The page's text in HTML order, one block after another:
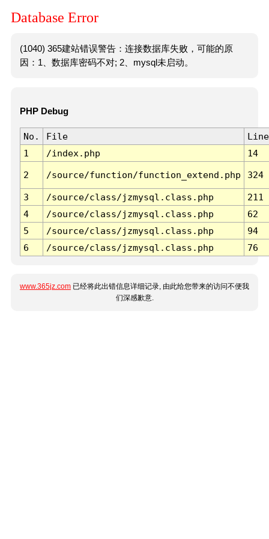
Database Error
(1040) 365建站错误警告：连接数据库失败，可能的原
因：1、数据库密码不对; 2、mysql未启动。
PHP Debug
No. File
Line
1
/index.php 14
2 /source/function/function_extend.php 324
3 /source/class/jzmysql.class.php
211
4
/source/class/jzmysql.class.php
62
5
/source/class/jzmysql.class.php
94
6
/source/class/jzmysql.class.php 76
www.365jz.com 已经将此出错信息详细记录, 由此给您带来的访问不便我
们深感歉意.